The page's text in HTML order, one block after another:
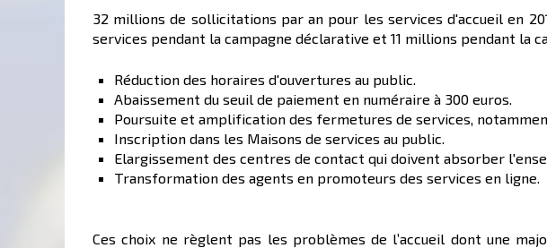
32 millions de sollicitations par an pour les services d'accueil en
services pendant la campagne déclarative et 11 millions pendant la
Réduction des horaires d'ouvertures au public.
Abaissement du seuil de paiement en numéraire à 300 euros.
Poursuite et amplification des fermetures de services,
Inscription dans les Maisons de services au public.
Elargissement des centres de contact qui doivent absorber
Transformation des agents en promoteurs des services en ligne.
Ces choix ne règlent pas les problèmes de l’accueil dont une